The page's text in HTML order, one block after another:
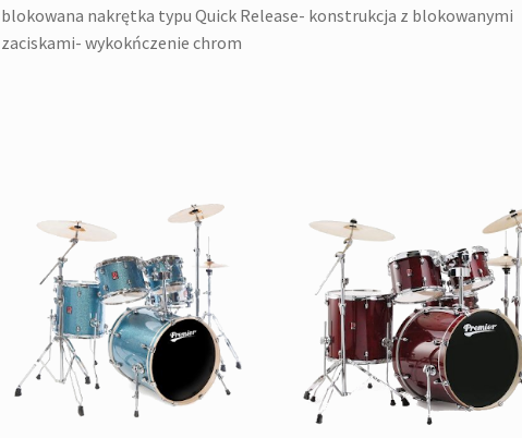
blokowana nakrętka typu Quick Release- konstrukcja z blokowanymi
zaciskami- wykokńczenie chrom